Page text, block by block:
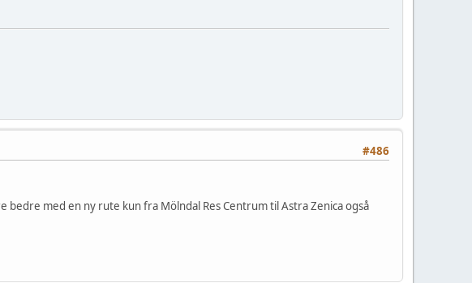
#486
med en ny rute kun fra Mölndal Res Centrum til Astra Zenica også